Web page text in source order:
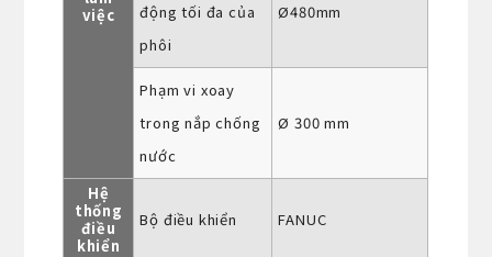
việc
động tối đa của
phôi
Ø480mm
Phạm vi xoay
trong nắp chống
nước
Ø 300 mm
Hệ
thống
điều
khiển
Bộ điều khiển FANUC